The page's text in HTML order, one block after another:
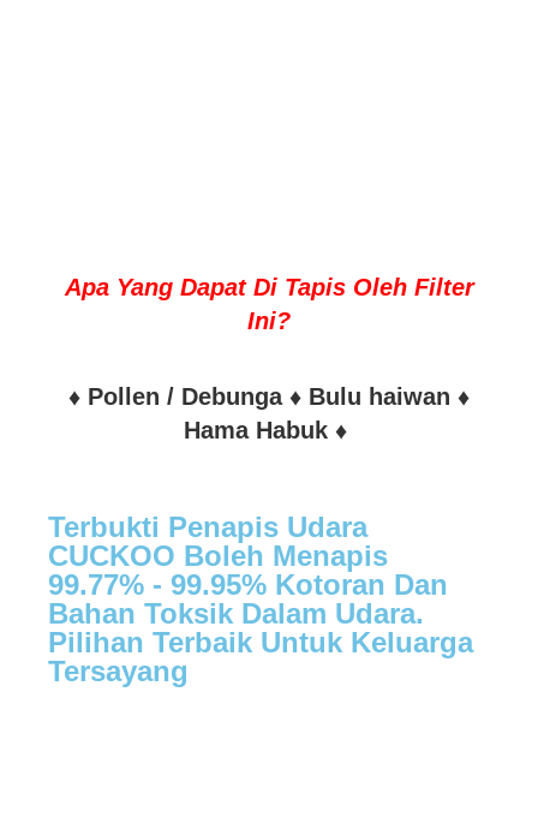
Apa Yang Dapat Di Tapis Oleh Filter
Ini?
♦ Pollen / Debunga ♦ Bulu haiwan ♦
Hama Habuk ♦
Terbukti Penapis Udara
CUCKOO Boleh Menapis
99.77% - 99.95% Kotoran Dan
Bahan Toksik Dalam Udara.
Pilihan Terbaik Untuk Keluarga
Tersayang